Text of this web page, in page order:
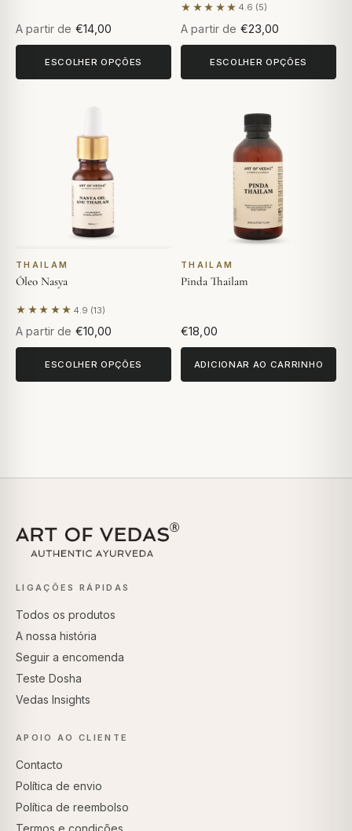
A partir de €14,00
ESCOLHER OPÇÕES
★★★★★ 4.6 (5)
Com base em 5 avaliações
A partir de €23,00
ESCOLHER OPÇÕES
THAILAM
Óleo Nasya
★★★★★ 4.9 (13)
Com base em 13 avaliações
A partir de €10,00
ESCOLHER OPÇÕES
THAILAM
Pinda Thailam
€18,00
ADICIONAR AO CARRINHO
LIGAÇÕES RÁPIDAS
Todos os produtos
A nossa história
Seguir a encomenda
Teste Dosha
Vedas Insights
APOIO AO CLIENTE
Contacto
Política de envio
Política de reembolso